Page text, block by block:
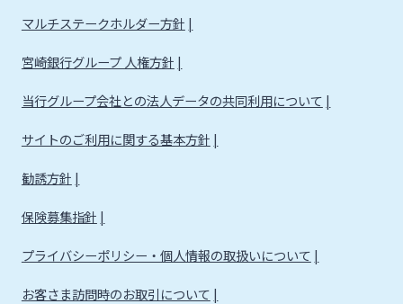
マルチステークホルダー方針
宮崎銀行グループ 人権方針
当行グループ会社との法人データの共同利用について
サイトのご利用に関する基本方針
勧誘方針
保険募集指針
プライバシーポリシー・個人情報の取扱いについて
お客さま訪問時のお取引について